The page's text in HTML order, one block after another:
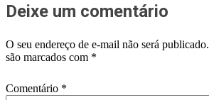
Deixe um comentário
O seu endereço de e-mail não será publicado.
são marcados com *
Comentário *